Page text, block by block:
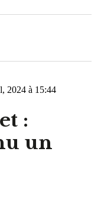
2024 à 15:44
:
un